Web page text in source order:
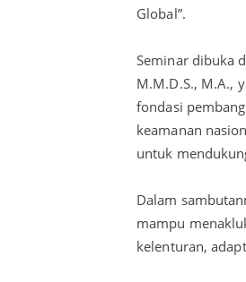
Global”.
Seminar dibuka
M.M.D.S., M.A.,
fondasi
keamanan
untuk
Dalam
mampu
kelenturan,